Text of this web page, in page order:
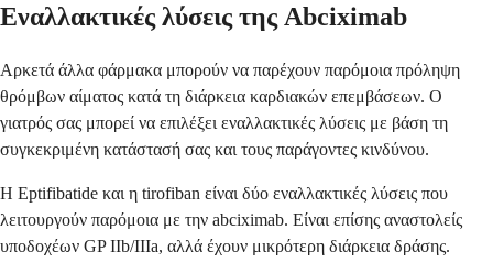
Εναλλακτικές λύσεις της Abciximab
Αρκετά άλλα φάρμακα μπορούν να παρέχουν παρόμοια πρόληψη
θρόμβων αίματος κατά τη διάρκεια καρδιακών επεμβάσεων. Ο
γιατρός σας μπορεί να επιλέξει εναλλακτικές λύσεις με βάση τη
συγκεκριμένη κατάστασή σας και τους παράγοντες κινδύνου.
Η Eptifibatide και η tirofiban είναι δύο εναλλακτικές λύσεις που
λειτουργούν παρόμοια με την abciximab. Είναι επίσης αναστολείς
υποδοχέων GP IIb/IIIa, αλλά έχουν μικρότερη διάρκεια δράσης.